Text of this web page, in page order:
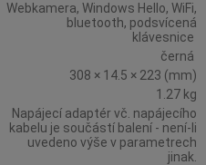
Webkamera, Windows Hello, WiFi,
bluetooth, podsvícená
klávesnice
černá
308 × 14.5 × 223 (mm)
1.27 kg
Napájecí adaptér vč. napájecího
kabelu je součástí balení - není-li
uvedeno výše v parametrech
jinak.